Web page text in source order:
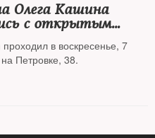
Олега Кашина
с открытым
в воскресенье, 7
Петровке, 38.